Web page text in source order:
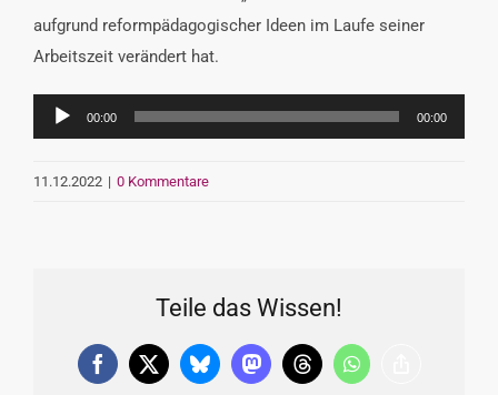
aufgrund reformpädagogischer Ideen im Laufe seiner
Arbeitszeit verändert hat.
Audio-
Player
00:00 00:00
11.12.2022 | 0 Kommentare
Teile das Wissen!
Facebook
X BlueskyMastodonThreadsWhatsApp